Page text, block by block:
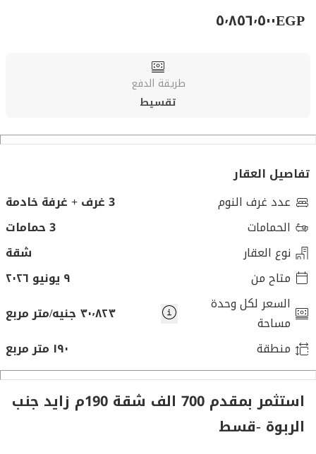
EGP٥٬٨٥٦٬٥٠٠
طريقة الدفع
تقسيط
تفاصيل العقار
عدد غرف النوم
3 غرف + غرفة خادمة
الحمامات
3 حمامات
نوع العقار
شقة
متاح من
٩ يونيو ٢٠٢٦
السعر لكل وحدة
مساحة
٣٠٬٨٢٣ جنيه/متر مربع
منطقة
١٩٠ متر مربع
استثمر بمقدم 700 الف شقة 190م زايد جنب
الربوة -قسط